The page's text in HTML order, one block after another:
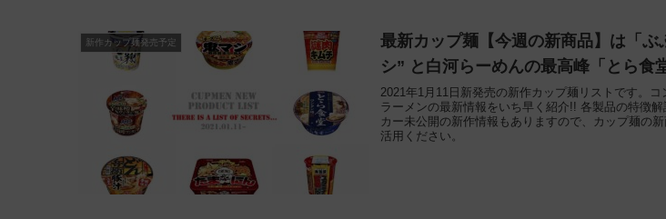
新作カップ麺発売予定
最新カップ麺【今週の新商品】は「ぶ
シ” と白河らーめんの最高峰「とら食
2021年1月11日新発売の新作カップ麺リストです。コ
ラーメンの最新情報をいち早く紹介!! 各製品の特徴
カー未公開の新作情報もありますので、カップ麺の
活用ください。